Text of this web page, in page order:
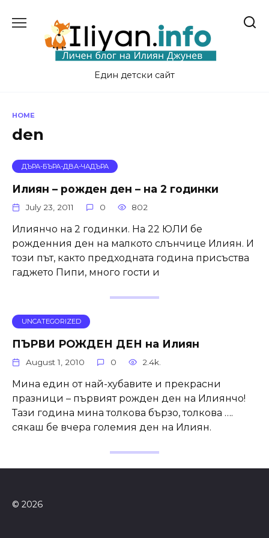
Един детски сайт
HOME
den
ДЪРА-БЪРА-ДВА-ЧАДЪРА
Илиян – рожден ден – на 2 годинки
July 23, 2011 0 802
Илиянчо на 2 годинки. На 22 ЮЛИ бе
рожденния ден на малкото слънчице Илиян. И
този път, както предходната година присъства
гаджето Пипи, много гости и
UNCATEGORIZED
ПЪРВИ РОЖДЕН ДЕН на Илиян
August 1, 2010 0 2.4k.
Мина един от най-хубавите и прекрасни
празници – първият рожден ден на Илиянчо!
Тази година мина толкова бързо, толкова ….
сякаш бе вчера големия ден на Илиян.
© 2026